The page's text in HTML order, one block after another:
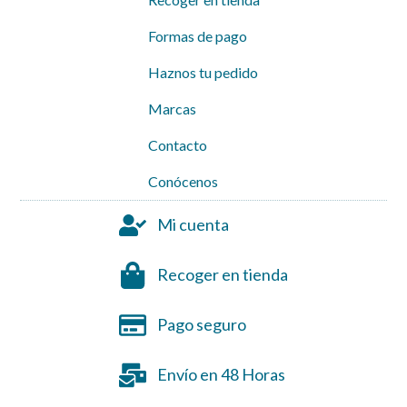
Formas de pago
Haznos tu pedido
Marcas
Contacto
Conócenos
Mi cuenta
Recoger en tienda
Pago seguro
Envío en 48 Horas